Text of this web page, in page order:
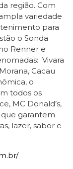
região. Com
variedade
para
o Sonda
Renner e
Vivara
Cacau
o
todos os
MC Donald’s,
garantem
lazer, sabor e